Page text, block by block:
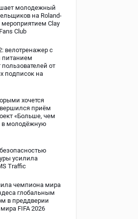
молодежный
на Roland-
мероприятием Clay
Club
велотренажер с
от
подписок на
хочется
приём
«Больше, чем
в молодёжную
усилила
Traffic
чемпиона мира
глобальным
в преддверии
FIFA 2026